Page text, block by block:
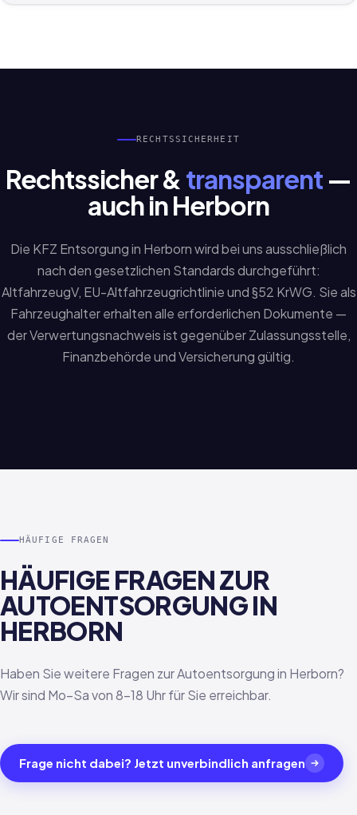
RECHTSSICHERHEIT
Rechtssicher & transparent—
auch in Herborn
Die KFZ Entsorgung in Herborn wird bei uns ausschließlich
nach den gesetzlichen Standards durchgeführt:
AltfahrzeugV, EU-Altfahrzeugrichtlinie und §52 KrWG. Sie als
Fahrzeughalter erhalten alle erforderlichen Dokumente —
der Verwertungsnachweis ist gegenüber Zulassungsstelle,
Finanzbehörde und Versicherung gültig.
HÄUFIGE FRAGEN
HÄUFIGE FRAGEN ZUR
AUTOENTSORGUNG IN
HERBORN
Haben Sie weitere Fragen zur Autoentsorgung in Herborn?
Wir sind Mo–Sa von 8–18 Uhr für Sie erreichbar.
Frage nicht dabei? Jetzt unverbindlich anfragen